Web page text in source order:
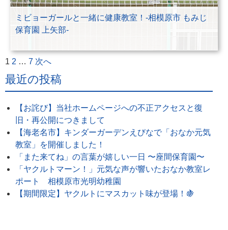
ミビョーガールと一緒に健康教室！-相模原市 もみじ
保育園 上矢部-
投
稿
の
ー
送
1 2 … 7 次へ
最近の投稿
【お詫び】当社ホームページへの不正アクセスと復
旧・再公開につきまして
【海老名市】キンダーガーデンえびなで「おなか元気
教室」を開催しました！
「また来てね」の言葉が嬉しい一日 〜座間保育園〜
「ヤクルトマーン！」元気な声が響いたおなか教室レ
ポート 相模原市光明幼稚園
【期間限定】ヤクルトにマスカット味が登場！🍇